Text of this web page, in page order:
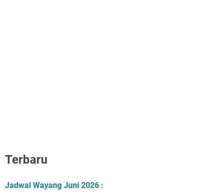
Terbaru
Jadwal Wayang Juni 2026 :